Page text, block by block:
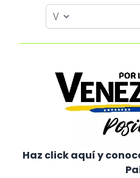
Haz click aquí y